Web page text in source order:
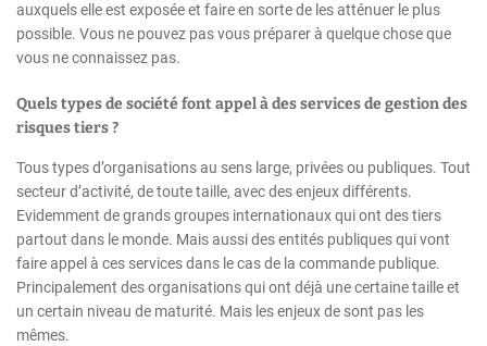
auxquels elle est exposée et faire en sorte de les atténuer le plus
possible. Vous ne pouvez pas vous préparer à quelque chose que
vous ne connaissez pas.
Quels types de société font appel à des services de gestion des
risques tiers ?
Tous types d’organisations au sens large, privées ou publiques. Tout
secteur d’activité, de toute taille, avec des enjeux différents.
Evidemment de grands groupes internationaux qui ont des tiers
partout dans le monde. Mais aussi des entités publiques qui vont
faire appel à ces services dans le cas de la commande publique.
Principalement des organisations qui ont déjà une certaine taille et
un certain niveau de maturité. Mais les enjeux de sont pas les
mêmes.